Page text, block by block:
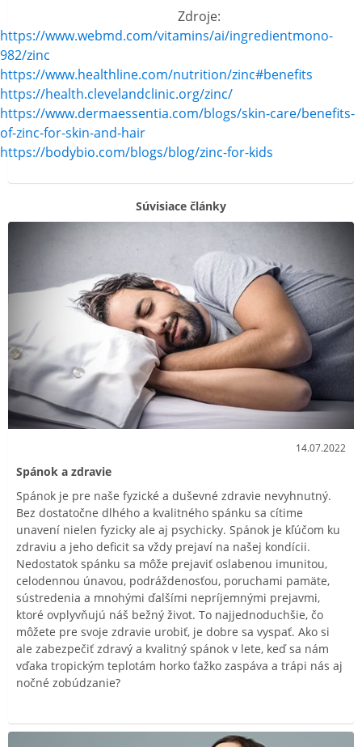
Zdroje:
https://www.webmd.com/vitamins/ai/ingredientmono-
982/zinc
https://www.healthline.com/nutrition/zinc#benefits
https://health.clevelandclinic.org/zinc/
https://www.dermaessentia.com/blogs/skin-care/benefits-
of-zinc-for-skin-and-hair
https://bodybio.com/blogs/blog/zinc-for-kids
Súvisiace články
14.07.2022
Spánok a zdravie
Spánok je pre naše fyzické a duševné zdravie nevyhnutný.
Bez dostatočne dlhého a kvalitného spánku sa cítime
unavení nielen fyzicky ale aj psychicky. Spánok je kľúčom ku
zdraviu a jeho deficit sa vždy prejaví na našej kondícii.
Nedostatok spánku sa môže prejaviť oslabenou imunitou,
celodennou únavou, podráždenosťou, poruchami pamäte,
sústredenia a mnohými ďalšími nepríjemnými prejavmi,
ktoré ovplyvňujú náš bežný život. To najjednoduchšie, čo
môžete pre svoje zdravie urobiť, je dobre sa vyspať. Ako si
ale zabezpečiť zdravý a kvalitný spánok v lete, keď sa nám
vďaka tropickým teplotám horko ťažko zaspáva a trápi nás aj
nočné zobúdzanie?